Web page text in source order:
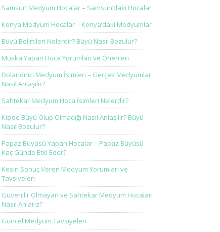
Samsun Medyum Hocalar – Samsun’daki Hocalar
Konya Medyum Hocalar – Konya’daki Medyumlar
Büyü Belirtileri Nelerdir? Büyü Nasıl Bozulur?
Muska Yapan Hoca Yorumları ve Önerileri
Dolandırıcı Medyum İsimleri – Gerçek Medyumlar
Nasıl Anlaşılır?
Sahtekar Medyum Hoca İsimleri Nelerdir?
Kişide Büyü Olup Olmadığı Nasıl Anlaşılır? Büyü
Nasıl Bozulur?
Papaz Büyüsü Yapan Hocalar – Papaz Büyüsü
Kaç Günde Etki Eder?
Kesin Sonuç Veren Medyum Yorumları ve
Tavsiyeleri
Güvenilir Olmayan ve Sahtekar Medyum Hocaları
Nasıl Anlarız?
Güncel Medyum Tavsiyeleri